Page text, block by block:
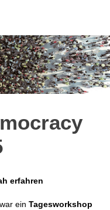
erfahren
ein Tagesworkshop